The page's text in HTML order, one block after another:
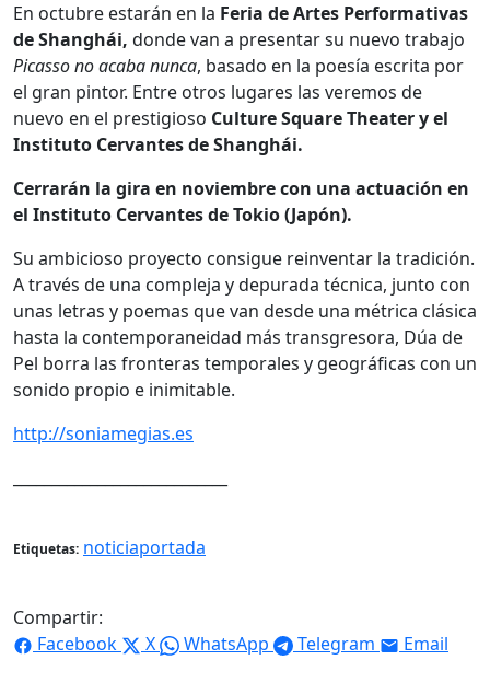
En octubre estarán en la Feria de Artes Performativas
de Shanghái, donde van a presentar su nuevo trabajo
Picasso no acaba nunca, basado en la poesía escrita por
el gran pintor. Entre otros lugares las veremos de
nuevo en el prestigioso Culture Square Theater y el
Instituto Cervantes de Shanghái.
Cerrarán la gira en noviembre con una actuación en
el Instituto Cervantes de Tokio (Japón).
Su ambicioso proyecto consigue reinventar la tradición.
A través de una compleja y depurada técnica, junto con
unas letras y poemas que van desde una métrica clásica
hasta la contemporaneidad más transgresora, Dúa de
Pel borra las fronteras temporales y geográficas con un
sonido propio e inimitable.
http://soniamegias.es
Etiquetas: noticiaportada
Compartir:
Facebook
X WhatsApp Telegram Email